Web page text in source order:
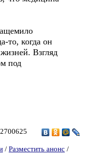
то, когда он
Взгляд
под
/ Разместить анонс /